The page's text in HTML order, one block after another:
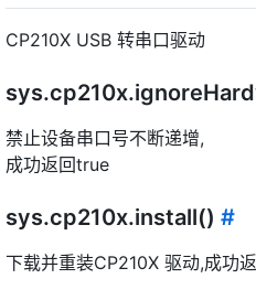
CP210X USB 转串口驱动
禁止设备串口号不断递增,
成功返回true
sys.cp210x.install() #
下载并重装CP210X 驱动,成功